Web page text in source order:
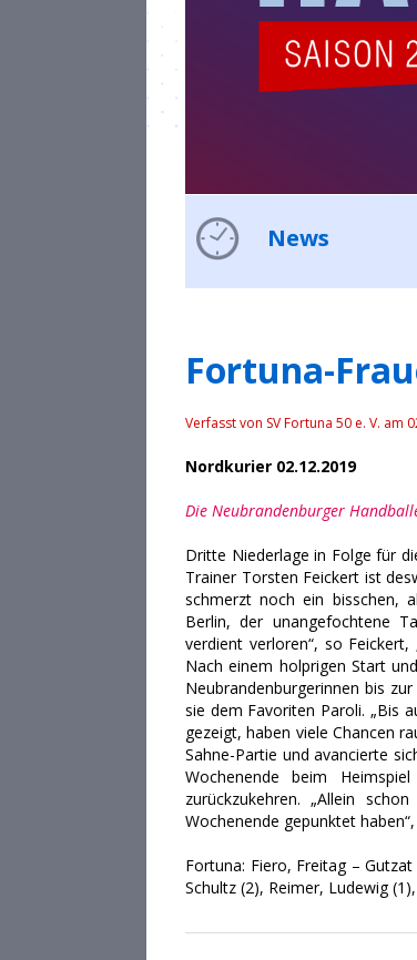
News
Fortuna-
Verfasst von SV Fortuna 50 e. V. am
Nordkurier 02.12.2019
Die Neubrandenburger
Dritte Niederlage in Folge für
Trainer Torsten Feickert ist
schmerzt noch ein bisschen,
Berlin, der unangefochtene
verdient verloren“, so
Nach einem holprigen Start
Neubrandenburgerinnen bis
sie dem Favoriten Paroli. „Bis
gezeigt, haben viele Chancen
Sahne-Partie und avancierte
Wochenende beim
zurückzukehren. „Allein
Wochenende gepunktet
Fortuna: Fiero, Freitag –
Schultz (2), Reimer, Ludewig